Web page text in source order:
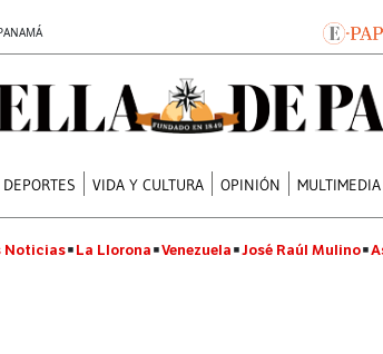
DEPORTES VIDA Y CULTURA OPINIÓN MULTIMEDIA
Noticias La Llorona Venezuela José Raúl Mulino